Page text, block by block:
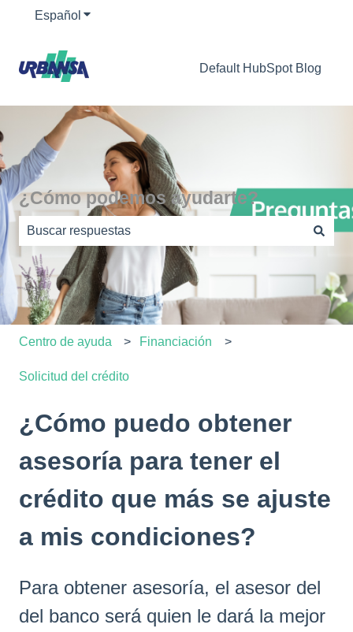
Español Traducciones de Mostrar submenú de
Default HubSpot Blog
¿Cómo podemos ayudarte?
No hay sugerencias porque el campo de búsqueda
Centro de ayuda Financiación
Solicitud del crédito
¿Cómo puedo obtener
asesoría para tener el
crédito que más se ajuste
a mis condiciones?
Para obtener asesoría, el asesor del
del banco será quien le dará la mejor